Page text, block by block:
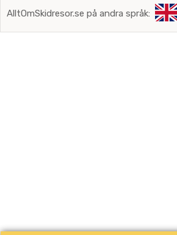
AlltOmSkidresor.se på andra språk: